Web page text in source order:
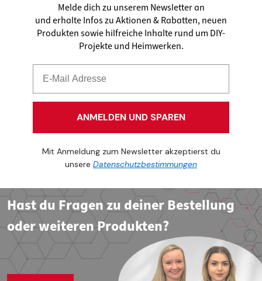
Melde dich zu unserem Newsletter an
und erhalte Infos zu Aktionen & Rabatten, neuen
Produkten sowie hilfreiche Inhalte rund um DIY-
Projekte und Heimwerken.
ANMELDEN UND SPAREN
Mit Anmeldung zum Newsletter akzeptierst du
unsere Datenschutzbestimmungen
Hast du Fragen zu deiner Bestellung
oder weiteren Produkten?